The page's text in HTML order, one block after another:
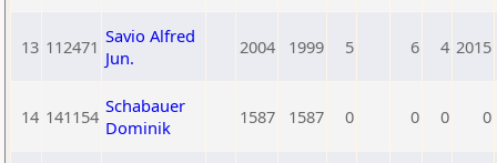
13 112471 Savio Alfred
Jun.
2004 1999 5 6 4 2015
14 141154 Schabauer
Dominik
1587 1587 0 0 0 0